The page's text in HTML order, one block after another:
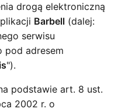
drogą elektroniczną
Barbell (dalej:
serwisu
pod adresem
").
podstawie art. 8 ust.
2002 r. o